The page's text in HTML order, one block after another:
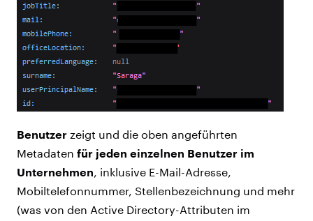
Benutzer zeigt und die oben angeführten
Metadaten für jeden einzelnen Benutzer im
Unternehmen, inklusive E-Mail-Adresse,
Mobiltelefonnummer, Stellenbezeichnung und mehr
(was von den Active Directory-Attributen im